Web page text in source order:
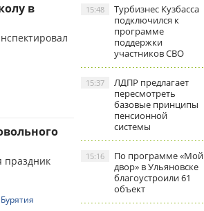
в
праздник
Бурятия
Турбизнес Кузбасса
подключился к
программе
поддержки
участников СВО
15:48
ЛДПР предлагает
пересмотреть
базовые принципы
пенсионной
системы
15:37
По программе «Мой
двор» в Ульяновске
благоустроили 61
объект
15:16